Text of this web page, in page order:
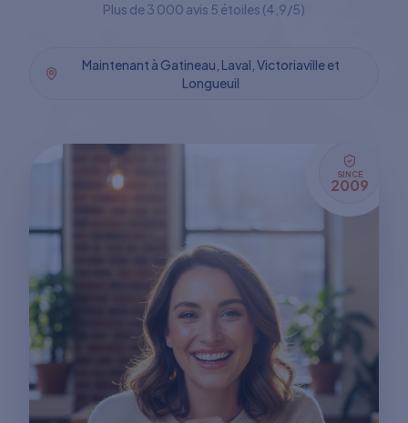
Plus de 3 000 avis 5 étoiles (4,9/5)
Maintenant à Gatineau, Laval, Victoriaville et
Longueuil
SINCE
2009